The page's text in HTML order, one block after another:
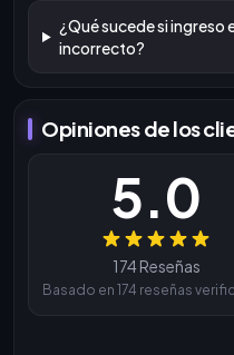
¿Qué sucede si ingreso
incorrecto?
Opiniones de los
Reseñas
5.0
174 Reseñas
Basado en 174 reseñas